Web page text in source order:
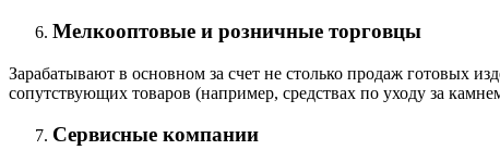
Мелкооптовые и розничные торговцы
Зарабатывают в основном за счет не столько продаж готовых
сопутствующих товаров (например, средствах по уходу за
Сервисные компании